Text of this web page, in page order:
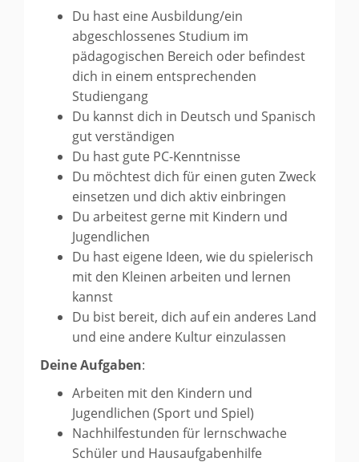
Du hast eine Ausbildung/ein
abgeschlossenes Studium im
pädagogischen Bereich oder befindest
dich in einem entsprechenden
Studiengang
Du kannst dich in Deutsch und Spanisch
gut verständigen
Du hast gute PC-Kenntnisse
Du möchtest dich für einen guten Zweck
einsetzen und dich aktiv einbringen
Du arbeitest gerne mit Kindern und
Jugendlichen
Du hast eigene Ideen, wie du spielerisch
mit den Kleinen arbeiten und lernen
kannst
Du bist bereit, dich auf ein anderes Land
und eine andere Kultur einzulassen
DeineAufgaben:
Arbeiten mit den Kindern und
Jugendlichen (Sport und Spiel)
Nachhilfestunden für lernschwache
Schüler und Hausaufgabenhilfe